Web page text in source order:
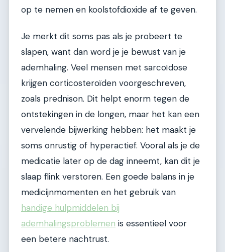
op te nemen en koolstofdioxide af te geven.
Je merkt dit soms pas als je probeert te
slapen, want dan word je je bewust van je
ademhaling. Veel mensen met sarcoïdose
krijgen corticosteroïden voorgeschreven,
zoals prednison. Dit helpt enorm tegen de
ontstekingen in de longen, maar het kan een
vervelende bijwerking hebben: het maakt je
soms onrustig of hyperactief. Vooral als je de
medicatie later op de dag inneemt, kan dit je
slaap flink verstoren. Een goede balans in je
medicijnmomenten en het gebruik van
handige hulpmiddelen bij
ademhalingsproblemen is essentieel voor
een betere nachtrust.